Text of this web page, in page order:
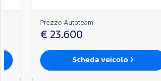
Prezzo Autoteam
€ 23.600
Scheda veicolo